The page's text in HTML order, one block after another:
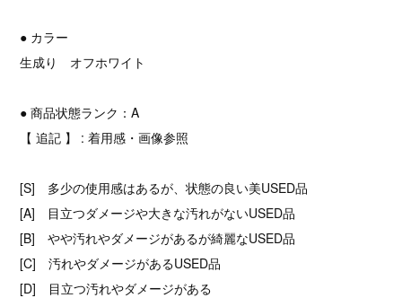
● カラー
生成り オフホワイト
● 商品状態ランク：A
【 追記 】 : 着用感・画像参照
[S] 多少の使用感はあるが、状態の良い美USED品
[A] 目立つダメージや大きな汚れがないUSED品
[B] やや汚れやダメージがあるが綺麗なUSED品
[C] 汚れやダメージがあるUSED品
[D] 目立つ汚れやダメージがある